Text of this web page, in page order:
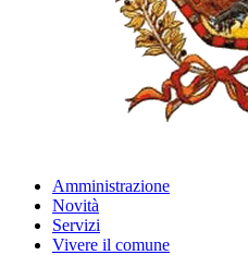
Amministrazione
Novità
Servizi
Vivere il comune